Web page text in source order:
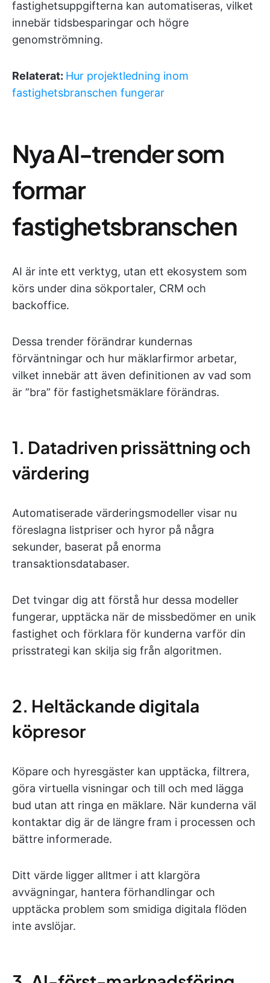
fastighetsuppgifterna kan automatiseras, vilket
innebär tidsbesparingar och högre
genomströmning.
Relaterat: Hur projektledning inom
fastighetsbranschen fungerar
Nya AI-trender som
formar
fastighetsbranschen
AI är inte ett verktyg, utan ett ekosystem som
körs under dina sökportaler, CRM och
backoffice.
Dessa trender förändrar kundernas
förväntningar och hur mäklarfirmor arbetar,
vilket innebär att även definitionen av vad som
är ”bra” för fastighetsmäklare förändras.
1. Datadriven prissättning och
värdering
Automatiserade värderingsmodeller visar nu
föreslagna listpriser och hyror på några
sekunder, baserat på enorma
transaktionsdatabaser.
Det tvingar dig att förstå hur dessa modeller
fungerar, upptäcka när de missbedömer en unik
fastighet och förklara för kunderna varför din
prisstrategi kan skilja sig från algoritmen.
2. Heltäckande digitala
köpresor
Köpare och hyresgäster kan upptäcka, filtrera,
göra virtuella visningar och till och med lägga
bud utan att ringa en mäklare. När kunderna väl
kontaktar dig är de längre fram i processen och
bättre informerade.
Ditt värde ligger alltmer i att klargöra
avvägningar, hantera förhandlingar och
upptäcka problem som smidiga digitala flöden
inte avslöjar.